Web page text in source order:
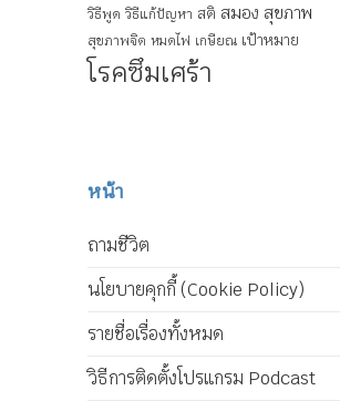
วิธีพูด วิธีแก้ปัญหา สติ สมอง สุขภาพ
สุขภาพจิต หมดไฟ เกษียณ เป้าหมาย
โรคซึมเศร้า
หน้า
ถามชีวิต
นโยบายคุกกี้ (Cookie Policy)
รายชื่อเรื่องทั้งหมด
วิธีการติดตั้งโปรแกรม Podcast